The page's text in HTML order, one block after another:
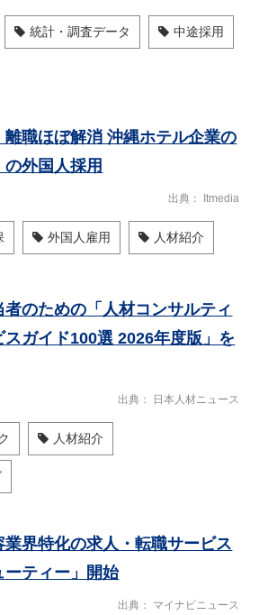
統計・調査データ 中途採用
職ほぼ解消 沖縄ホテル企業の
の外国人採用
出典 Itmedia
外国人雇用 人材紹介
のための「人材コンサルティ
スガイド100選 2026年度版」を
出典 日本人材ニュース
人材紹介
業界特化の求人・転職サービス
ーティー」開始
出典 マイナビニュース